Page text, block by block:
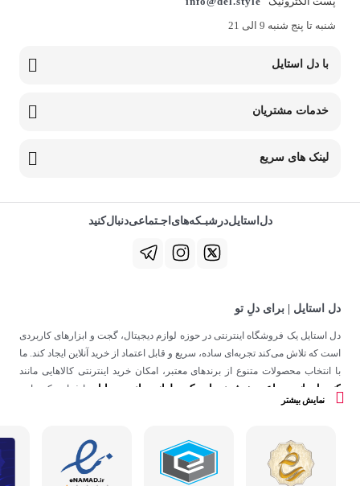
شنبه تا پنج شنبه 9 الی 21
با دل استایل
خدمات مشتریان
لینک های سریع
دل‌استایل‌در‌‌شبـکه‌های‌اجـتماعی‌دنبال‌کنید
دل استایل | برای دلِ تو
دل استایل یک فروشگاه اینترنتی در حوزه لوازم دیجیتال، گجت و ابزارهای کاربردی
است که تلاش می‌کند تجربه‌ای ساده، سریع و قابل اعتماد از خرید آنلاین ایجاد کند. ما
با انتخاب محصولات متنوع از برندهای معتبر، امکان خرید اینترنتی کالاهایی مانند
کنسول بازی ساعت هوشمند اسپیکر ولوازم جانبی موبایل
را فراهم کرده‌ایم.
در دل استایل، تمرکز ما فقط روی فروش نیست؛ هدف ساختن تجربه‌ای است که
نمایش بیشتر